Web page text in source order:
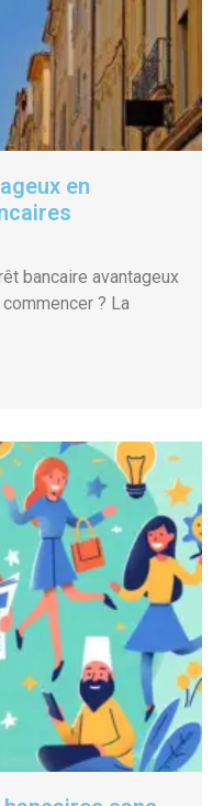
en
bancaire avantageux
? La